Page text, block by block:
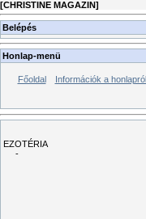
[CHRISTINE MAGAZIN]
Belépés
Honlap-menü
Főoldal Információk a honlapról
EZOTÉRIA
-